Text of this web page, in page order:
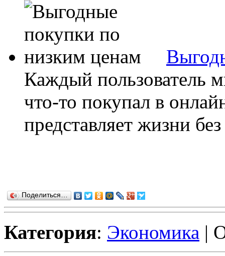
Каждый пользователь
что-то покупал в
представляет жизни
Поделиться…
Категория: Экономика |